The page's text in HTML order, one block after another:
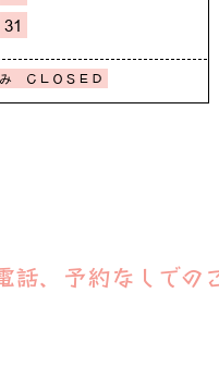
話、予約なしでの